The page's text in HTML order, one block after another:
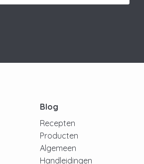
Blog
Recepten
Producten
Algemeen
Handleidingen